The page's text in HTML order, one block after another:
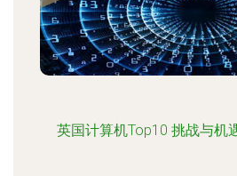
英国计算机Top10 挑战与机